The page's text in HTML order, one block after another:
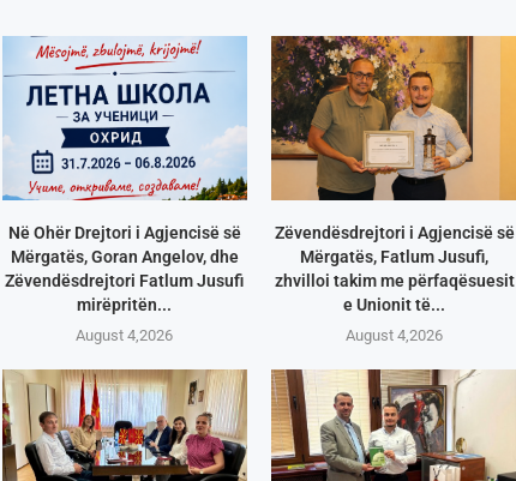
Në Ohër Drejtori i Agjencisë së
Mërgatës, Goran Angelov, dhe
Zëvendësdrejtori Fatlum Jusufi
mirëpritën...
August 4,2026
Zëvendësdrejtori i Agjencisë së
Mërgatës, Fatlum Jusufi,
zhvilloi takim me përfaqësuesit
e Unionit të...
August 4,2026